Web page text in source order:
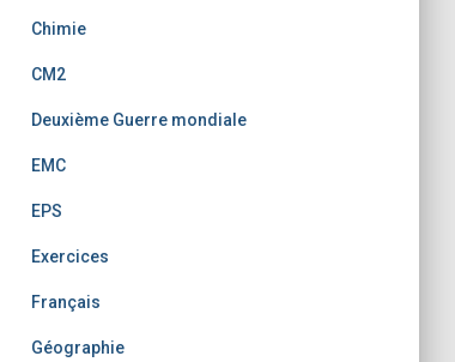
Chimie
CM2
Deuxième Guerre mondiale
EMC
EPS
Exercices
Français
Géographie